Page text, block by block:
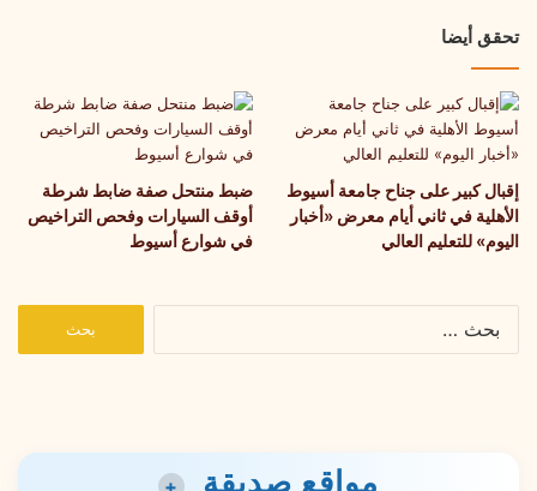
تحقق أيضا
إقبال كبير على جناح جامعة أسيوط
الأهلية في ثاني أيام معرض «أخبار
اليوم» للتعليم العالي
ضبط منتحل صفة ضابط شرطة
أوقف السيارات وفحص التراخيص
في شوارع أسيوط
مواقع صديقة +